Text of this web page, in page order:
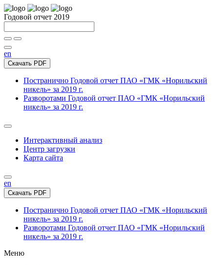
Годовой отчет 2019
en
Скачать PDF
Постранично Годовой отчет ПАО «ГМК «Норильский
никель» за 2019 г.
Разворотами Годовой отчет ПАО «ГМК «Норильский
никель» за 2019 г.
Интерактивный анализ
Центр загрузки
Карта сайта
en
Скачать PDF
Постранично Годовой отчет ПАО «ГМК «Норильский
никель» за 2019 г.
Разворотами Годовой отчет ПАО «ГМК «Норильский
никель» за 2019 г.
Меню